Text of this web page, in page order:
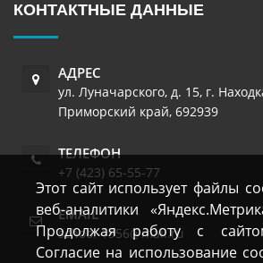
Этот сайт использует файлы
веб-аналитики
Продолжая работу с
Согласие на использование
КОНТАКТНЫЕ ДАННЫЕ
АДРЕС
ул. Луначарского, д. 15, г.
Приморский край, 692939
ТЕЛЕФОН
+7 (423) 65-55-77
EMAIL
school-1956@mail.ru